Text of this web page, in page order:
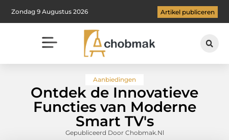
Zondag 9 Augustus 2026 Artikel publiceren
Aanbiedingen
Ontdek de Innovatieve
Functies van Moderne
Smart TV's
Gepubliceerd Door Chobmak.nl